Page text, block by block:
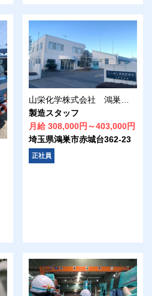
製造スタッフ
月給 308,000円～403,000円
埼玉県鴻巣市赤城台362-23
正社員